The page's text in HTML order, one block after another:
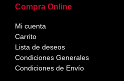
Compra Online
Mi cuenta
Carrito
Lista de deseos
Condiciones Generales
Condiciones de Envío